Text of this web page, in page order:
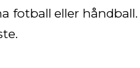
fotball eller håndball.